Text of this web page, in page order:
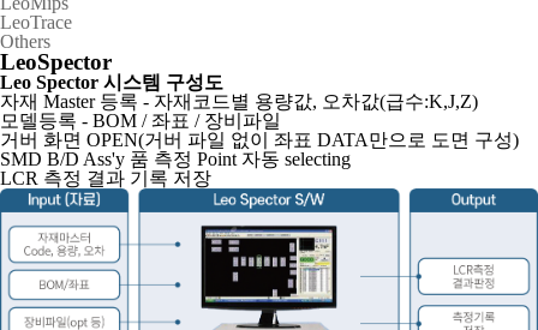
LeoTrace
Others
LeoSpector
Leo Spector 시스템 구성도
자재 Master 등록 - 자재코드별 용량값, 오차값(급수:K,J,Z)
모델등록 - BOM / 좌표 / 장비파일
거버 화면 OPEN(거버 파일 없이 좌표 DATA만으로 도면 구성)
SMD B/D Ass'y 품 측정 Point 자동 selecting
LCR 측정 결과 기록 저장